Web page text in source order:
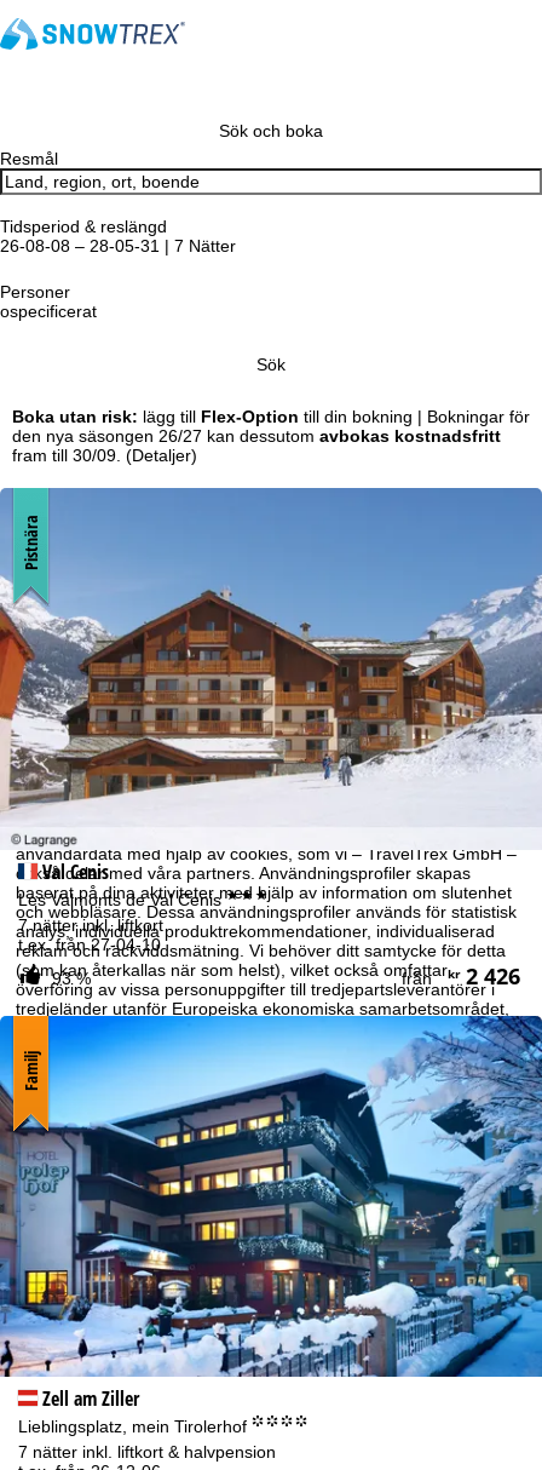
Om cookies
För att kunna erbjuda en optimal webbupplevelse hämtar vi
användardata med hjälp av cookies, som vi – TravelTrex GmbH –
också delar med våra partners. Användningsprofiler skapas
baserat på dina aktiviteter med hjälp av information om slutenhet
och webbläsare. Dessa användningsprofiler används för statistisk
analys, individuella produktrekommendationer, individualiserad
reklam och räckviddsmätning. Vi behöver ditt samtycke för detta
(som kan återkallas när som helst), vilket också omfattar
överföring av vissa personuppgifter till tredjepartsleverantörer i
tredjeländer utanför Europeiska ekonomiska samarbetsområdet,
till exempel Google eller Microsoft i USA.
Genom att klicka påGodkänn
så accepterar du bruk av för
funktionen ej nödvändiga cookies. Om du klickar påAvböjkommer
vi endast att använda tjänster som är tekniskt nödvändiga och
som krävs för att uppfylla avtalet.
Mer information om bruk av cookies och möjligheten av ändra
dina inställningar hittar du i vår information om
Cookies-Policy.
Information om ansvarsfördelning hittar du på vår sida för
rättslig information. Information om hur data behandlas och dina
rättigheter hittar du på vår sida omdataskydd.
Godkänn
Sök och boka
Resmål
Tidsperiod & reslängd
26-08-08 – 28-05-31 | 7 Nätter
Personer
ospecificerat
Sök
Boka utan risk: lägg till Flex-Option till din bokning | Bokningar för
den nya säsongen 26/27 kan dessutom avbokas kostnadsfritt
fram till 30/09. (Detaljer)
Val Cenis
Les Valmonts de Val Cenis***
7 nätter inkl. liftkort
t.ex. från 27-04-10
93 %
från kr2 426
Pistnära
Zell am Ziller
Lieblingsplatz, mein Tirolerhof °°°°
7 nätter inkl. liftkort & halvpension
Familj